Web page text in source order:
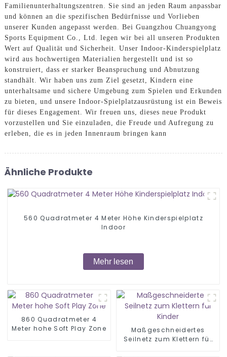
Familienunterhaltungszentren. Sie sind an jeden Raum anpassbar
und können an die spezifischen Bedürfnisse und Vorlieben
unserer Kunden angepasst werden. Bei Guangzhou Chuangyong
Sports Equipment Co., Ltd. legen wir bei all unseren Produkten
Wert auf Qualität und Sicherheit. Unser Indoor-Kinderspielplatz
wird aus hochwertigen Materialien hergestellt und ist so
konstruiert, dass er starker Beanspruchung und Abnutzung
standhält. Wir haben uns zum Ziel gesetzt, Kindern eine
unterhaltsame und sichere Umgebung zum Spielen und Erkunden
zu bieten, und unsere Indoor-Spielplatzausrüstung ist ein Beweis
für dieses Engagement. Wir freuen uns, dieses neue Produkt
vorzustellen und Sie einzuladen, die Freude und Aufregung zu
erleben, die es in jeden Innenraum bringen kann
Ähnliche Produkte
560 Quadratmeter 4 Meter Höhe Kinderspielplatz
Indoor
Mehr lesen
860 Quadratmeter 4
Meter hohe Soft Play Zone
Maßgeschneidertes
Seilnetz zum Klettern für